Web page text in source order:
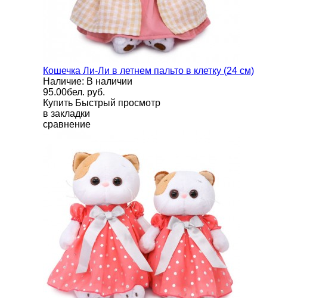
Кошечка Ли-Ли в летнем пальто в клетку (24 см)
Наличие: В наличии
95.00бел. руб.
Купить Быстрый просмотр
в закладки
сравнение